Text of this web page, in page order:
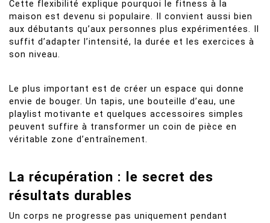
Cette flexibilité explique pourquoi le fitness à la
maison est devenu si populaire. Il convient aussi bien
aux débutants qu’aux personnes plus expérimentées. Il
suffit d’adapter l’intensité, la durée et les exercices à
son niveau.
Le plus important est de créer un espace qui donne
envie de bouger. Un tapis, une bouteille d’eau, une
playlist motivante et quelques accessoires simples
peuvent suffire à transformer un coin de pièce en
véritable zone d’entraînement.
La récupération : le secret des
résultats durables
Un corps ne progresse pas uniquement pendant